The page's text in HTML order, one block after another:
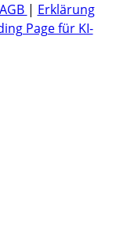
AGB | Erklärung
Page für KI-